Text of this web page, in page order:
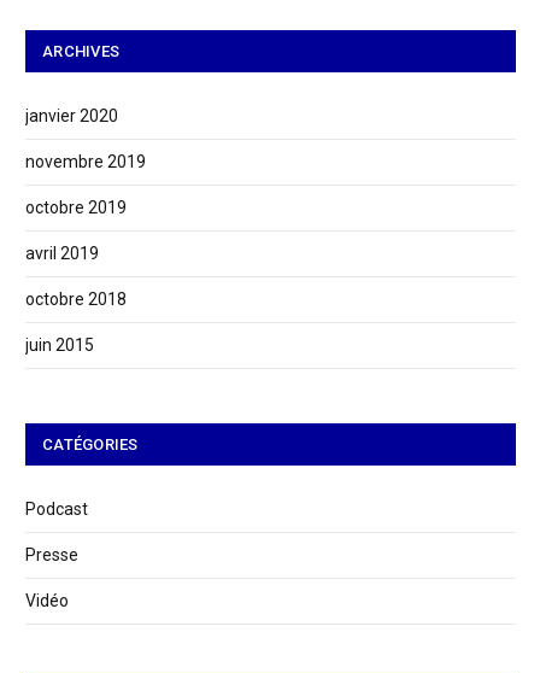
ARCHIVES
janvier 2020
novembre 2019
octobre 2019
avril 2019
octobre 2018
juin 2015
CATÉGORIES
Podcast
Presse
Vidéo